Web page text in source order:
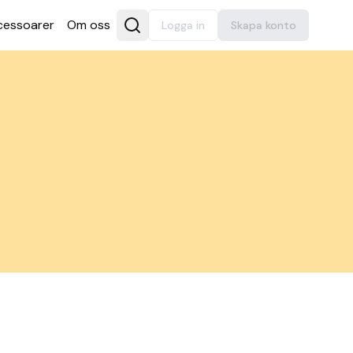
Om oss Logga in Skapa konto